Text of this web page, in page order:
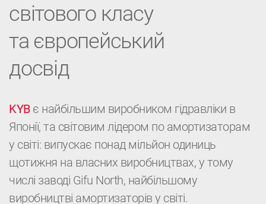
світового класу
та європейський
досвід
KYBє найбільшим виробником гідравліки в
Японії, та світовим лідером по амортизаторам
у світі: випускає понад мільйон одиниць
щотижня на власних виробництвах, у тому
числі заводі Gifu North, найбільшому
виробництві амортизаторів у світі.